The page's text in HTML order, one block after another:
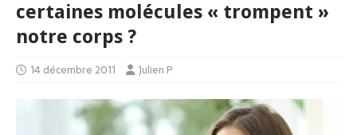
certaines molécules « trompent »
notre corps ?
14 décembre 2011 Julien P